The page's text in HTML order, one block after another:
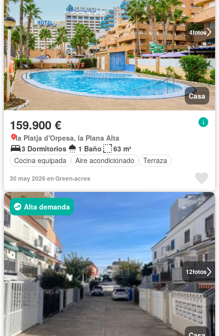
4fotos
Casa
159.900 €
la Platja d'Orpesa, la Plana Alta
3 Dormitorios
1 Baño
63 m²
Cocina equipada
Aire acondicionado Terraza
30 may 2026 en Green-acres
12fotos
Alta demanda